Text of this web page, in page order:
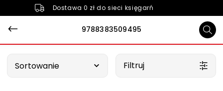
Dostawa 0 zł do sieci księgarń
9788383509495
Sortowanie Filtruj